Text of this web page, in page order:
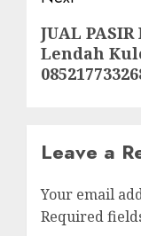
Next
post:
JUAL
Lendah
Leave a
Your email
Required